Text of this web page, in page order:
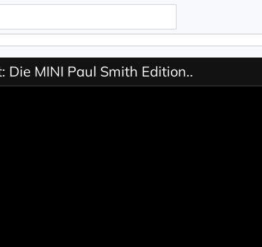
MINI Paul Smith Edition..